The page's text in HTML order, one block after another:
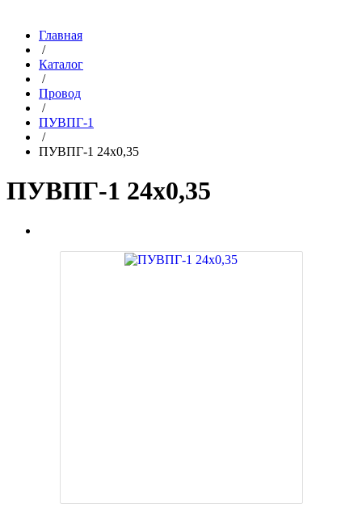
Главная
/
Каталог
/
Провод
/
ПУВПГ-1
/
ПУВПГ-1 24х0,35
ПУВПГ-1 24х0,35